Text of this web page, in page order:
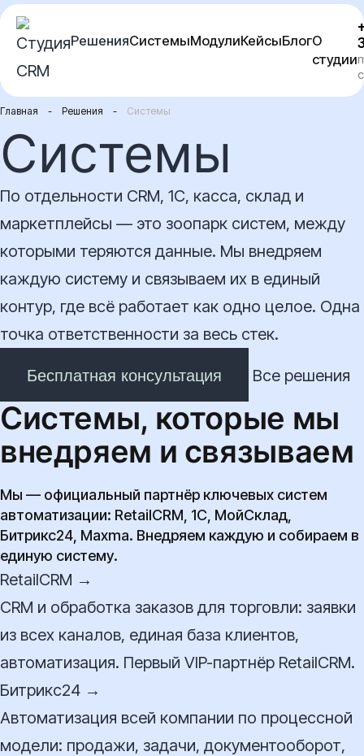
Перейти
содержимому
РешенияСистемыМодулиКейсыБлогО
студии
Главная - Решения - Системы
Системы
По отдельности CRM, 1С, касса, склад и
маркетплейсы — это зоопарк систем, между
которыми теряются данные. Мы внедряем
каждую систему и связываем их в единый
контур, где всё работает как одно целое. Одна
точка ответственности за весь стек.
Бесплатная консультация Все решения
Системы, которые мы
внедряем и связываем
Мы — официальный партнёр ключевых систем
автоматизации: RetailCRM, 1С, МойСклад,
Битрикс24, Maxma. Внедряем каждую и собираем в
единую систему.
RetailCRM →
CRM и обработка заказов для торговли: заявки
из всех каналов, единая база клиентов,
автоматизация. Первый VIP-партнёр RetailCRM.
Битрикс24 →
Автоматизация всей компании по процессной
модели: продажи, задачи, документооборот,